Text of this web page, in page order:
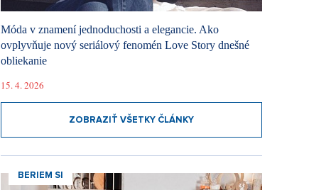
Móda v znamení jednoduchosti a elegancie. Ako
ovplyvňuje nový seriálový fenomén Love Story dnešné
obliekanie
15. 4. 2026
ZOBRAZIŤ VŠETKY ČLÁNKY
BERIEM SI